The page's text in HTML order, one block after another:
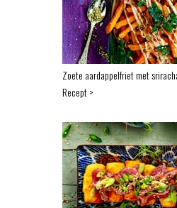
Zoete aardappelfriet met
Recept >